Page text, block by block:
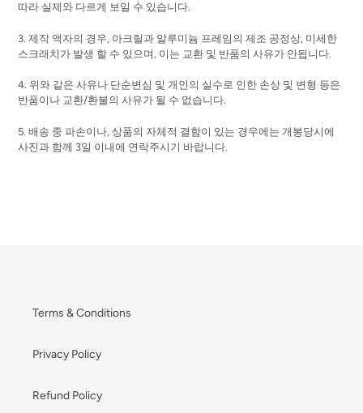
따라 실제와 다르게 보일 수 있습니다.
3. 제작 액자의 경우, 아크릴과 알루미늄 프레임의 제조 공정상, 미세한
스크래치가 발생 할 수 있으며, 이는 교환 및 반품의 사유가 안됩니다.
4. 위와 같은 사유나 단순변심 및 개인의 실수로 인한 손상 및 변형 등은
반품이나 교환/환불의 사유가 될 수 없습니다.
5. 배송 중 파손이나, 상품의 자체적 결함이 있는 경우에는 개봉당시에
사진과 함께 3일 이내에 연락주시기 바랍니다.
Terms & Conditions
Privacy Policy
Refund Policy